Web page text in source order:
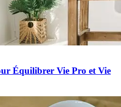
Équilibrer Vie Pro et Vie